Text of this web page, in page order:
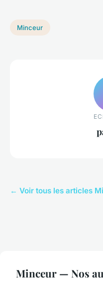
Minceur
← Voir tous les articles
Minceur — Nos